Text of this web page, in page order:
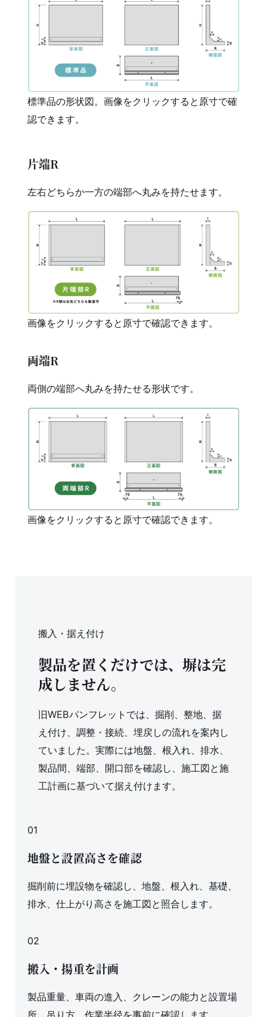
標準品の形状図。画像をクリックすると原寸で確
認できます。
片端R
左右どちらか一方の端部へ丸みを持たせます。
画像をクリックすると原寸で確認できます。
両端R
両側の端部へ丸みを持たせる形状です。
画像をクリックすると原寸で確認できます。
搬入・据え付け
製品を置くだけでは、塀は完
成しません。
旧WEBパンフレットでは、掘削、整地、据
え付け、調整・接続、埋戻しの流れを案内し
ていました。実際には地盤、根入れ、排水、
製品間、端部、開口部を確認し、施工図と施
工計画に基づいて据え付けます。
01
地盤と設置高さを確認
掘削前に埋設物を確認し、地盤、根入れ、基礎、
排水、仕上がり高さを施工図と照合します。
02
搬入・揚重を計画
製品重量、車両の進入、クレーンの能力と設置場
所、吊り方、作業半径を事前に確認します。